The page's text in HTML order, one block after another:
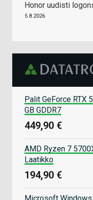
Honor uudisti
5.8.2026
Palit GeForce RTX
GB GDDR7
449,90 €
AMD Ryzen 7
Laatikko
194,90 €